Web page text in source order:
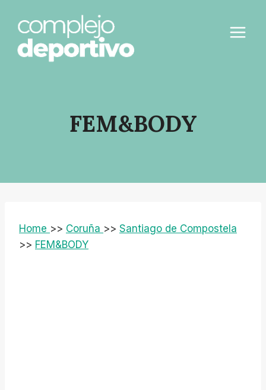
contenido
FEM&BODY
Home >> Coruña >> Santiago de Compostela
>> FEM&BODY